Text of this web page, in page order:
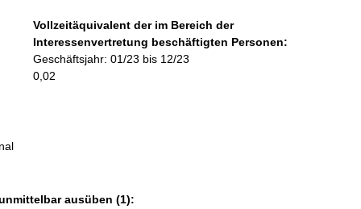
f
o
r
m
Vollzeitäquivalent der im Bereich der
Interessenvertretung beschäftigten Personen:
Geschäftsjahr: 01/23 bis 12/23
0,02
ausüben (1):